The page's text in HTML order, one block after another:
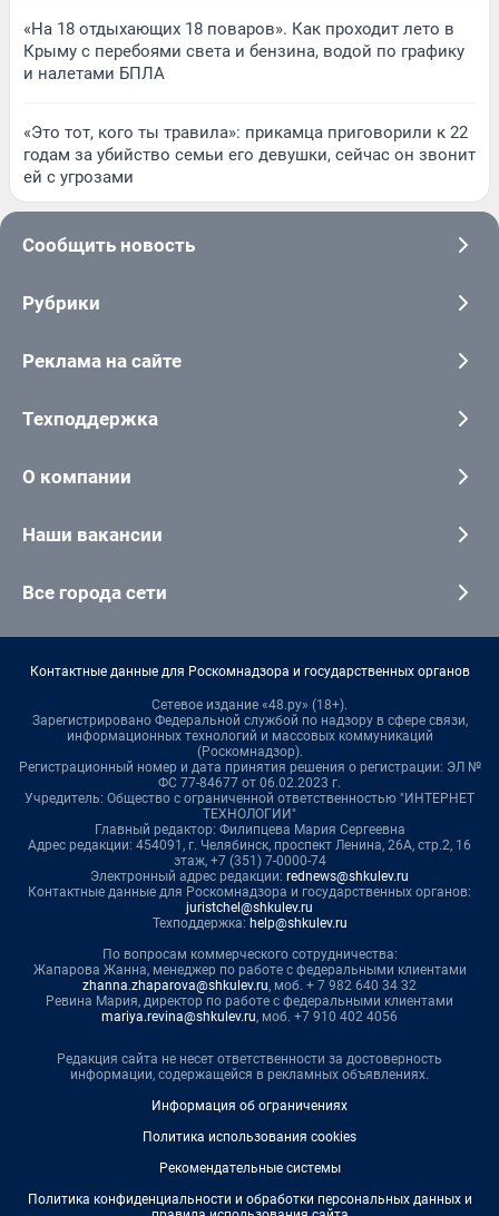
«На 18 отдыхающих 18 поваров». Как проходит лето в
Крыму с перебоями света и бензина, водой по графику
и налетами БПЛА
«Это тот, кого ты травила»: прикамца приговорили к 22
годам за убийство семьи его девушки, сейчас он звонит
ей с угрозами
Сообщить новость
Рубрики
Реклама на сайте
Техподдержка
О компании
Наши вакансии
Все города сети
Контактные данные для Роскомнадзора и государственных органов
Сетевое издание «48.ру» (18+).
Зарегистрировано Федеральной службой по надзору в сфере связи,
информационных технологий и массовых коммуникаций
(Роскомнадзор).
Регистрационный номер и дата принятия решения о регистрации: ЭЛ №
ФС 77-84677 от 06.02.2023 г.
Учредитель: Общество с ограниченной ответственностью "ИНТЕРНЕТ
ТЕХНОЛОГИИ"
Главный редактор: Филипцева Мария Сергеевна
Адрес редакции: 454091, г. Челябинск, проспект Ленина, 26А, стр.2, 16
этаж, +7 (351) 7-0000-74
Электронный адрес редакции: rednews@shkulev.ru
Контактные данные для Роскомнадзора и государственных органов:
juristchel@shkulev.ru
Техподдержка: help@shkulev.ru
По вопросам коммерческого сотрудничества:
Жапарова Жанна, менеджер по работе с федеральными клиентами
zhanna.zhaparova@shkulev.ru, моб. + 7 982 640 34 32
Ревина Мария, директор по работе с федеральными клиентами
mariya.revina@shkulev.ru, моб. +7 910 402 4056
Редакция сайта не несет ответственности за достоверность
информации, содержащейся в рекламных объявлениях.
Информация об ограничениях
Политика использования cookies
Рекомендательные системы
Политика конфиденциальности и обработки персональных данных и